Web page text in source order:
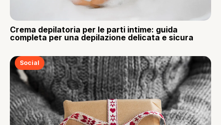
Crema depilatoria per le parti intime: guida
completa per una depilazione delicata e sicura
Social